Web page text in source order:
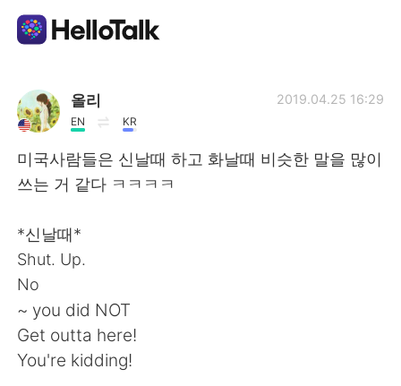
App di scambio linguistico
AI Grammar Checker
Italiano
English
繁體中文
العربية
올리
EN KR
2019.04.25 16:29
미국사람들은 신날때 하고 화날때 비슷한 말을 많이
쓰는 거 같다 ㅋㅋㅋㅋ
*신날때*
Shut. Up.
No
~ you did NOT
Get outta here!
You're kidding!